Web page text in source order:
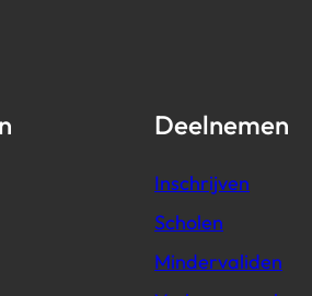
Deelnemen
Inschrijven
Scholen
Mindervaliden